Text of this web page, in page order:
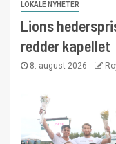
LOKALE NYHETER
Lions
redder kapellet
8. august 2026